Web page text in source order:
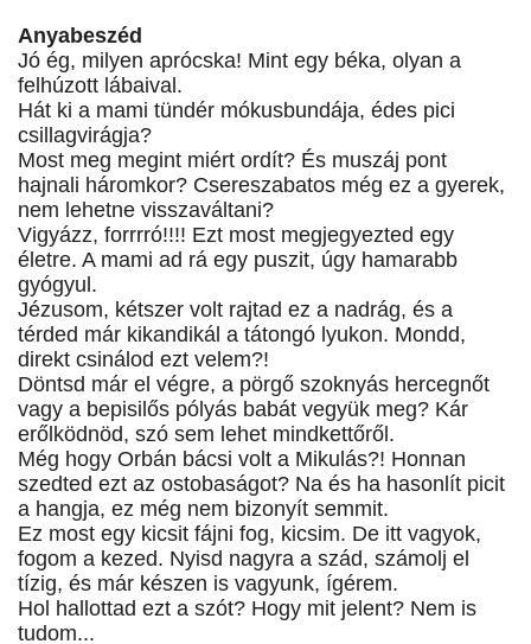
Anyabeszéd
Jó ég, milyen aprócska! Mint egy béka, olyan a
felhúzott lábaival.
Hát ki a mami tündér mókusbundája, édes pici
csillagvirágja?
Most meg megint miért ordít? És muszáj pont
hajnali háromkor? Csereszabatos még ez a gyerek,
nem lehetne visszaváltani?
Vigyázz, forrrró!!!! Ezt most megjegyezted egy
életre. A mami ad rá egy puszit, úgy hamarabb
gyógyul.
Jézusom, kétszer volt rajtad ez a nadrág, és a
térded már kikandikál a tátongó lyukon. Mondd,
direkt csinálod ezt velem?!
Döntsd már el végre, a pörgő szoknyás hercegnőt
vagy a bepisilős pólyás babát vegyük meg? Kár
erőlködnöd, szó sem lehet mindkettőről.
Még hogy Orbán bácsi volt a Mikulás?! Honnan
szedted ezt az ostobaságot? Na és ha hasonlít picit
a hangja, ez még nem bizonyít semmit.
Ez most egy kicsit fájni fog, kicsim. De itt vagyok,
fogom a kezed. Nyisd nagyra a szád, számolj el
tízig, és már készen is vagyunk, ígérem.
Hol hallottad ezt a szót? Hogy mit jelent? Nem is
tudom...